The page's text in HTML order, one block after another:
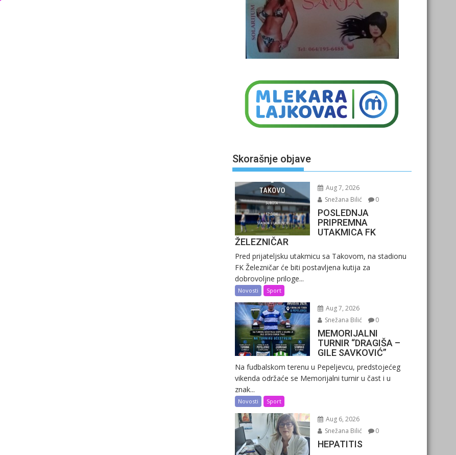
Skorašnje objave
Aug 7, 2026
Snežana Bilić
0
POSLEDNJA
PRIPREMNA
UTAKMICA FK
ŽELEZNIČAR
Pred prijateljsku utakmicu sa Takovom, na stadionu
FK Železničar će biti postavljena kutija za
dobrovoljne priloge...
Novosti Sport
Aug 7, 2026
Snežana Bilić
0
MEMORIJALNI
TURNIR “DRAGIŠA –
GILE SAVKOVIĆ”
Na fudbalskom terenu u Pepeljevcu, predstojećeg
vikenda održaće se Memorijalni turnir u čast i u
znak...
Novosti Sport
Aug 6, 2026
Snežana Bilić
0
HEPATITIS